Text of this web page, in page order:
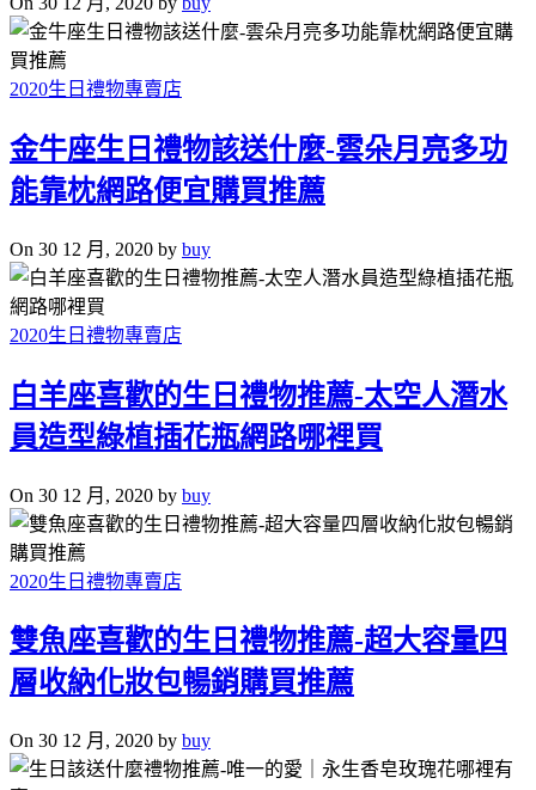
2020生日禮物專賣店
金牛座生日禮物該送什麼-雲朵月亮多功
能靠枕網路便宜購買推薦
On 30 12 月, 2020 by buy
2020生日禮物專賣店
白羊座喜歡的生日禮物推薦-太空人潛水
員造型綠植插花瓶網路哪裡買
On 30 12 月, 2020 by buy
2020生日禮物專賣店
雙魚座喜歡的生日禮物推薦-超大容量四
層收納化妝包暢銷購買推薦
On 30 12 月, 2020 by buy